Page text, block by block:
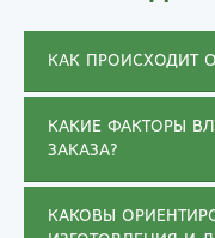
КАК ПРОИСХОДИТ
КАКИЕ ФАКТОРЫ
ЗАКАЗА?
КАКОВЫ